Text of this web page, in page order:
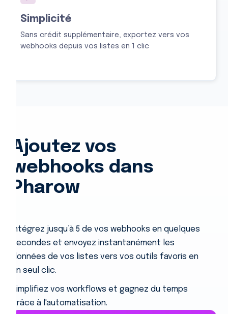
Simplicité
Sans crédit supplémentaire, exportez vers vos
webhooks depuis vos listes en 1 clic
Ajoutez vos
webhooks dans
Pharow
Intégrez jusqu’à 5 de vos webhooks en quelques
secondes et envoyez instantanément les
données de vos listes vers vos outils favoris en
un seul clic.
Simplifiez vos workflows et gagnez du temps
grâce à l'automatisation.